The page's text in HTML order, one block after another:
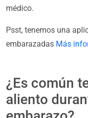
médico.
Psst, tenemos una
embarazadas Más
¿Es común
aliento